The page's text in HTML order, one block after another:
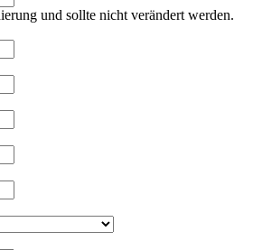
und sollte nicht verändert werden.